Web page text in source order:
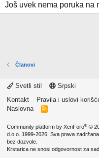
Još uvek nema poruka na
Članovi
Svetli stil
Srpski
Kontakt
Pravila i uslovi
Naslovna
R
Community platform by XenForo® ©
d.o.o. 1999-2026. Sva prava
bez dozvole.
Krstarica ne snosi odgovornost za